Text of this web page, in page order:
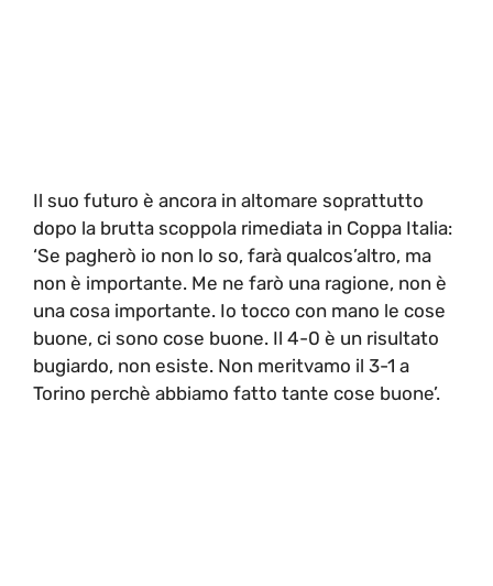
Il suo futuro è ancora in altomare soprattutto
dopo la brutta scoppola rimediata in Coppa Italia:
‘Se pagherò io non lo so, farà qualcos’altro, ma
non è importante. Me ne farò una ragione, non è
una cosa importante. Io tocco con mano le cose
buone, ci sono cose buone. Il 4-0 è un risultato
bugiardo, non esiste. Non meritvamo il 3-1 a
Torino perchè abbiamo fatto tante cose buone’.